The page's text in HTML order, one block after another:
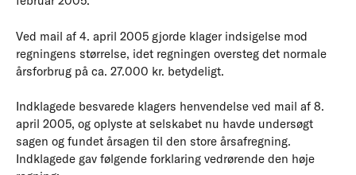
Ved mail af 4. april 2005 gjorde klager indsigelse mod
regningens størrelse, idet regningen oversteg det normale
årsforbrug på ca. 27.000 kr. betydeligt.
Indklagede besvarede klagers henvendelse ved mail af 8.
april 2005, og oplyste at selskabet nu havde undersøgt
sagen og fundet årsagen til den store årsafregning.
Indklagede gav følgende forklaring vedrørende den høje